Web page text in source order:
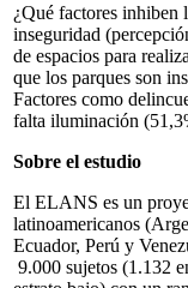
¿Qué factores inhiben
inseguridad
de espacios para
que los parques son
Factores como
falta iluminación
Sobre el estudio
El ELANS es un
latinoamericanos
Ecuador, Perú y
9.000 sujetos (1.132